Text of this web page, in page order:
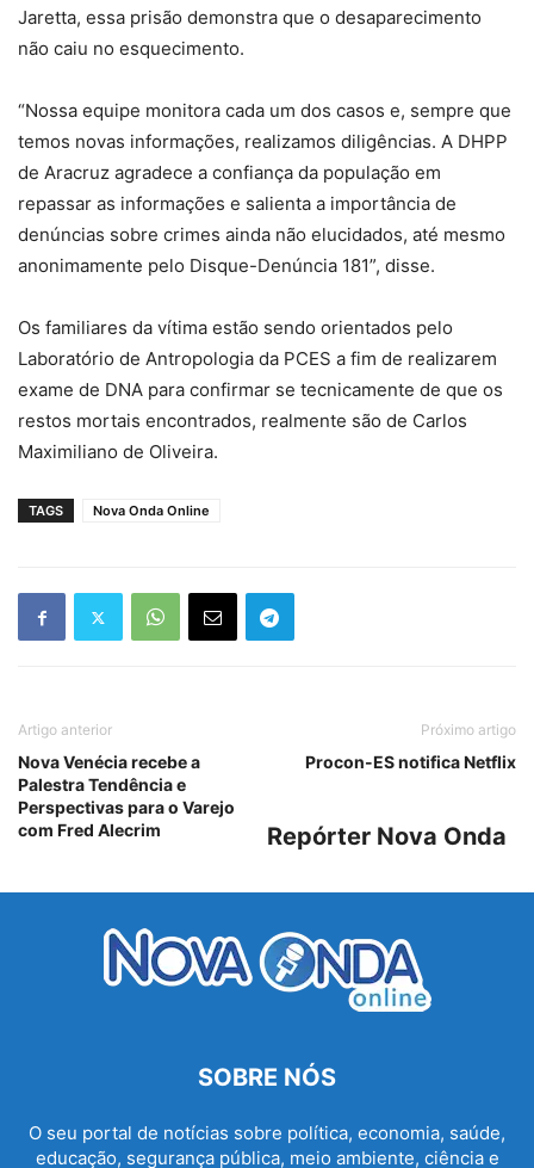
Jaretta, essa prisão demonstra que o desaparecimento
não caiu no esquecimento.
“Nossa equipe monitora cada um dos casos e, sempre que
temos novas informações, realizamos diligências. A DHPP
de Aracruz agradece a confiança da população em
repassar as informações e salienta a importância de
denúncias sobre crimes ainda não elucidados, até mesmo
anonimamente pelo Disque-Denúncia 181”, disse.
Os familiares da vítima estão sendo orientados pelo
Laboratório de Antropologia da PCES a fim de realizarem
exame de DNA para confirmar se tecnicamente de que os
restos mortais encontrados, realmente são de Carlos
Maximiliano de Oliveira.
TAGS Nova Onda Online
Artigo anterior
Nova Venécia recebe a
Palestra Tendência e
Perspectivas para o Varejo
com Fred Alecrim
Próximo artigo
Procon-ES notifica Netflix
Repórter Nova Onda
SOBRE NÓS
O seu portal de notícias sobre política, economia, saúde,
educação, segurança pública, meio ambiente, ciência e